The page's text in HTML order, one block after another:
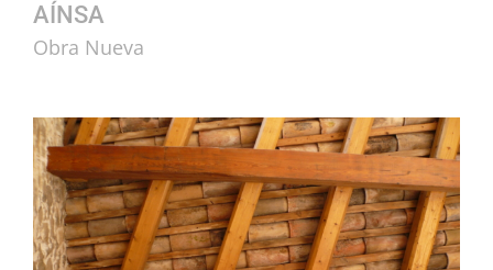
AÍNSA
Obra Nueva